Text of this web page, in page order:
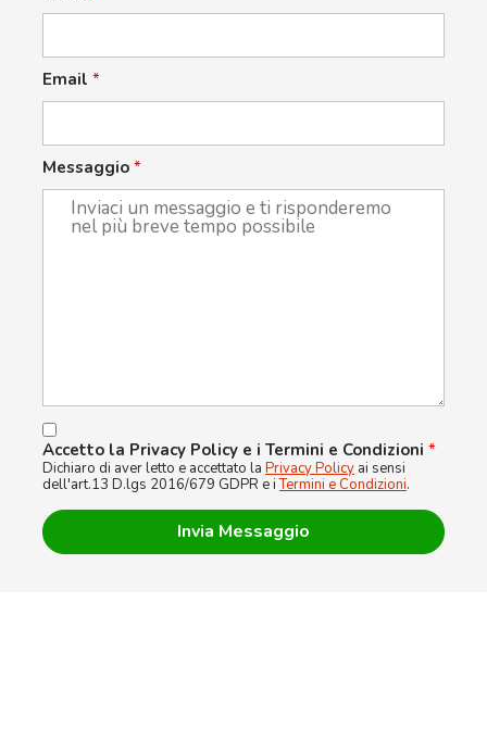
Email *
Messaggio *
Accetto la Privacy Policy e i Termini e Condizioni *
Dichiaro di aver letto e accettato la Privacy Policy ai sensi
dell'art.13 D.lgs 2016/679 GDPR e iTermini e Condizioni.